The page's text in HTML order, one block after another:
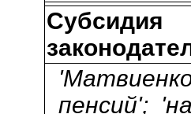
пенсий';